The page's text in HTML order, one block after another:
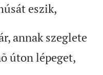
eszik,
annak szeglete
úton lépeget,